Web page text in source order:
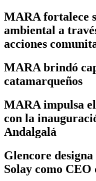
MARA fortalece
ambiental a
acciones
MARA brindó
catamarqueños
MARA impulsa
con la
Andalgalá
Glencore
Solay como